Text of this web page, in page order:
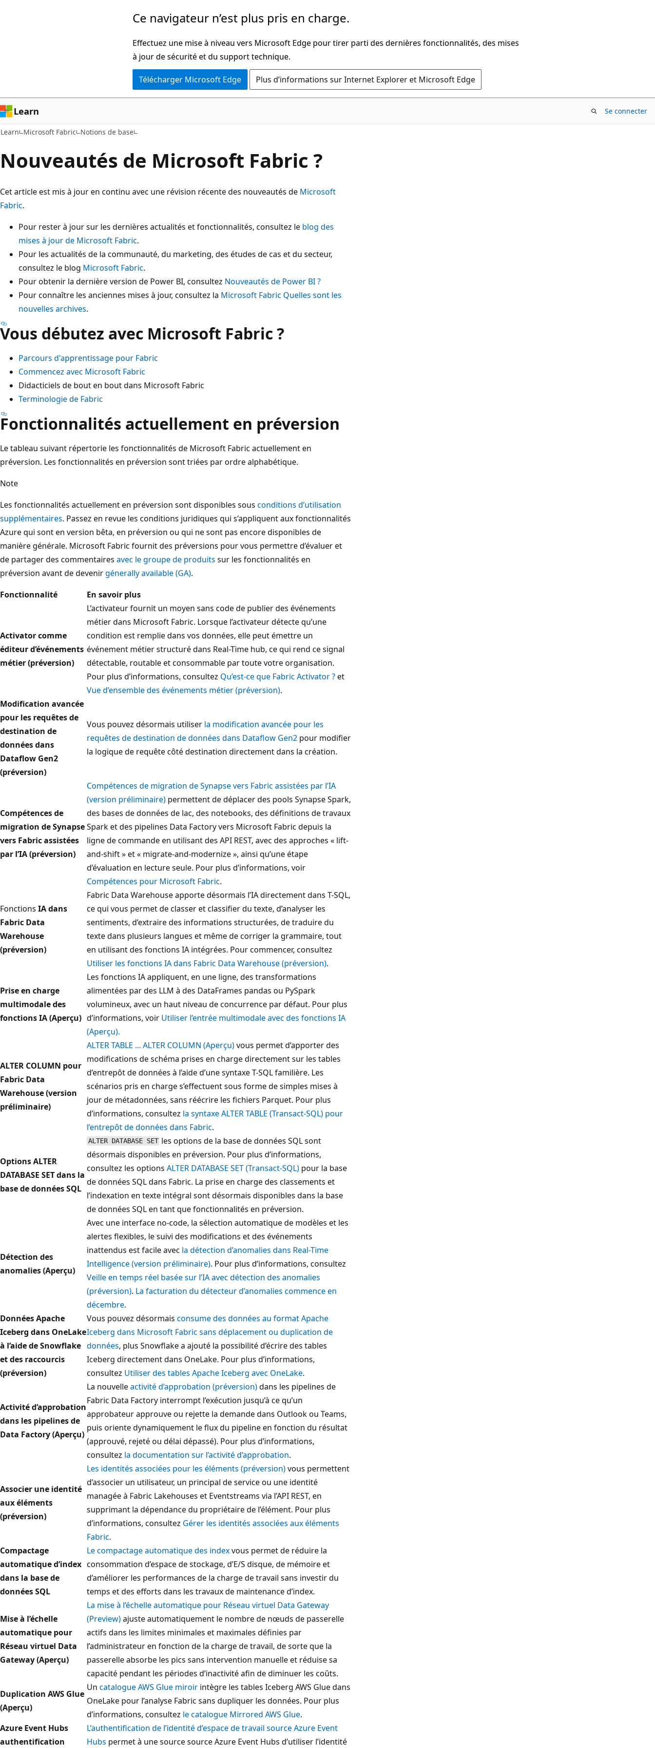
Ce navigateur n’est plus pris en charge.
Effectuez une mise à niveau vers Microsoft Edge pour tirer parti des dernières fonctionnalités, des mises
à jour de sécurité et du support technique.
Télécharger Microsoft Edge Plus d’informations sur Internet Explorer et Microsoft Edge
Learn Se connecter
Learn Microsoft Fabric Notions de base
Nouveautés de Microsoft Fabric ?
Cet article est mis à jour en continu avec une révision récente des nouveautés de Microsoft
Fabric.
Pour rester à jour sur les dernières actualités et fonctionnalités, consultez le blog des
mises à jour de Microsoft Fabric.
Pour les actualités de la communauté, du marketing, des études de cas et du secteur,
consultez le blog Microsoft Fabric.
Pour obtenir la dernière version de Power BI, consultez Nouveautés de Power BI ?
Pour connaître les anciennes mises à jour, consultez la Microsoft Fabric Quelles sont les
nouvelles archives.
Vous débutez avec Microsoft Fabric ?
Parcours d'apprentissage pour Fabric
Commencez avec Microsoft Fabric
Didacticiels de bout en bout dans Microsoft Fabric
Terminologie de Fabric
Fonctionnalités actuellement en préversion
Le tableau suivant répertorie les fonctionnalités de Microsoft Fabric actuellement en
préversion. Les fonctionnalités en préversion sont triées par ordre alphabétique.
Note
Les fonctionnalités actuellement en préversion sont disponibles sous conditions d’utilisation
supplémentaires. Passez en revue les conditions juridiques qui s’appliquent aux fonctionnalités
Azure qui sont en version bêta, en préversion ou qui ne sont pas encore disponibles de
manière générale. Microsoft Fabric fournit des préversions pour vous permettre d’évaluer et
de partager des commentaires avec le groupe de produits sur les fonctionnalités en
préversion avant de devenirgénerally available (GA).
Fonctionnalité
En savoir plus
Activator comme
éditeur d’événements
métier (préversion)
L’activateur fournit un moyen sans code de publier des événements
métier dans Microsoft Fabric. Lorsque l’activateur détecte qu’une
condition est remplie dans vos données, elle peut émettre un
événement métier structuré dans Real-Time hub, ce qui rend ce signal
détectable, routable et consommable par toute votre organisation.
Pour plus d’informations, consultez Qu’est-ce que Fabric Activator ?et
Vue d’ensemble des événements métier (préversion).
Modification avancée
pour les requêtes de
destination de
données dans
Dataflow Gen2
(préversion)
Vous pouvez désormais utiliser la modification avancée pour les
requêtes de destination de données dans Dataflow Gen2 pour modifier
la logique de requête côté destination directement dans la création.
Compétences de
migration de Synapse
vers Fabric assistées
par l’IA (préversion)
Compétences de migration de Synapse vers Fabric assistées par l’IA
(version préliminaire) permettent de déplacer des pools Synapse Spark,
des bases de données de lac, des notebooks, des définitions de travaux
Spark et des pipelines Data Factory vers Microsoft Fabric depuis la
ligne de commande en utilisant des API REST, avec des approches « lift-
and-shift » et « migrate-and-modernize », ainsi qu’une étape
d’évaluation en lecture seule. Pour plus d’informations, voir
Compétences pour Microsoft Fabric.
Fonctions IA dans
Fabric Data
Warehouse
(préversion)
Fabric Data Warehouse apporte désormais l’IA directement dans T-SQL,
ce qui vous permet de classer et classifier du texte, d’analyser les
sentiments, d’extraire des informations structurées, de traduire du
texte dans plusieurs langues et même de corriger la grammaire, tout
en utilisant des fonctions IA intégrées. Pour commencer, consultez
Utiliser les fonctions IA dans Fabric Data Warehouse (préversion).
Prise en charge
multimodale des
fonctions IA (Aperçu)
Les fonctions IA appliquent, en une ligne, des transformations
alimentées par des LLM à des DataFrames pandas ou PySpark
volumineux, avec un haut niveau de concurrence par défaut. Pour plus
d’informations, voir Utiliser l’entrée multimodale avec des fonctions IA
(Aperçu).
ALTER COLUMN pour
Fabric Data
Warehouse (version
préliminaire)
ALTER TABLE ... ALTER COLUMN (Aperçu)vous permet d’apporter des
modifications de schéma prises en charge directement sur les tables
d’entrepôt de données à l’aide d’une syntaxe T-SQL familière. Les
scénarios pris en charge s’effectuent sous forme de simples mises à
jour de métadonnées, sans réécrire les fichiers Parquet. Pour plus
d’informations, consultez la syntaxe ALTER TABLE (Transact-SQL) pour
l’entrepôt de données dans Fabric.
Options ALTER
DATABASE SET dans la
base de données SQL
ALTER DATABASE SET les options de la base de données SQL sont
désormais disponibles en préversion. Pour plus d’informations,
consultez les options ALTER DATABASE SET (Transact-SQL) pour la base
de données SQL dans Fabric. La prise en charge des classements et
l’indexation en texte intégral sont désormais disponibles dans la base
de données SQL en tant que fonctionnalités en préversion.
Détection des
anomalies (Aperçu)
Avec une interface no-code, la sélection automatique de modèles et les
alertes flexibles, le suivi des modifications et des événements
inattendus est facile avec la détection d’anomalies dans Real-Time
Intelligence (version préliminaire). Pour plus d’informations, consultez
Veille en temps réel basée sur l’IA avec détection des anomalies
(préversion). La facturation du détecteur d’anomalies commence en
décembre.
Données Apache
Iceberg dans OneLake
à l’aide de Snowflake
et des raccourcis
(préversion)
Vous pouvez désormais consume des données au format Apache
Iceberg dans Microsoft Fabric sans déplacement ou duplication de
données, plus Snowflake a ajouté la possibilité d’écrire des tables
Iceberg directement dans OneLake. Pour plus d’informations,
consultez Utiliser des tables Apache Iceberg avec OneLake.
Activité d’approbation
dans les pipelines de
Data Factory (Aperçu)
La nouvelleactivité d’approbation (préversion)dans les pipelines de
Fabric Data Factory interrompt l’exécution jusqu’à ce qu’un
approbateur approuve ou rejette la demande dans Outlook ou Teams,
puis oriente dynamiquement le flux du pipeline en fonction du résultat
(approuvé, rejeté ou délai dépassé). Pour plus d’informations,
consultez la documentation sur l’activité d’approbation.
Associer une identité
aux éléments
(préversion)
Les identités associées pour les éléments (préversion)vous permettent
d’associer un utilisateur, un principal de service ou une identité
managée à Fabric Lakehouses et Eventstreams via l’API REST, en
supprimant la dépendance du propriétaire de l’élément. Pour plus
d’informations, consultez Gérer les identités associées aux éléments
Fabric.
Compactage
automatique d’index
dans la base de
données SQL
Le compactage automatique des indexvous permet de réduire la
consommation d’espace de stockage, d’E/S disque, de mémoire et
d’améliorer les performances de la charge de travail sans investir du
temps et des efforts dans les travaux de maintenance d’index.
Mise à l’échelle
automatique pour
Réseau virtuel Data
Gateway (Aperçu)
La mise à l’échelle automatique pour Réseau virtuel Data Gateway
(Preview)ajuste automatiquement le nombre de nœuds de passerelle
actifs dans les limites minimales et maximales définies par
l’administrateur en fonction de la charge de travail, de sorte que la
passerelle absorbe les pics sans intervention manuelle et réduise sa
capacité pendant les périodes d’inactivité afin de diminuer les coûts.
Duplication AWS Glue
(Aperçu)
Un catalogue AWS Glue miroir intègre les tables Iceberg AWS Glue dans
OneLake pour l’analyse Fabric sans dupliquer les données. Pour plus
d’informations, consultez le catalogue Mirrored AWS Glue.
Azure Event Hubs
authentification
L’authentification de l’identité d’espace de travail source Azure Event
Hubs permet à une source source Azure Event Hubs d’utiliser l’identité